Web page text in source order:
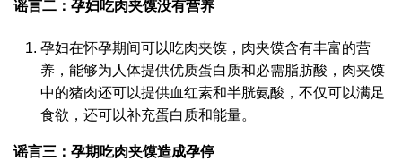
谣言二：孕妇吃肉夹馍没有营养
孕妇在怀孕期间可以吃肉夹馍，肉夹馍含有丰富的营
养，能够为人体提供优质蛋白质和必需脂肪酸，肉夹馍
中的猪肉还可以提供血红素和半胱氨酸，不仅可以满足
食欲，还可以补充蛋白质和能量。
谣言三：孕期吃肉夹馍造成孕停